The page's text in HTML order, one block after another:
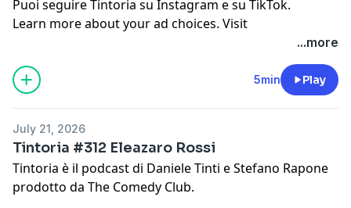
Puoi seguireTintoria su Instagram esu TikTok.
Learn more about your ad choices. Visit
...more
5min Play
July 21, 2026
Tintoria #312 Eleazaro Rossi
Tintoria è il podcast di Daniele Tinti eStefano Rapone
prodotto da The Comedy Club.